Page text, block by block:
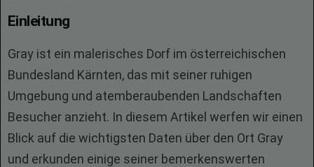
Einleitung
Gray ist ein malerisches Dorf im österreichischen
Bundesland Kärnten, das mit seiner ruhigen
Umgebung und atemberaubenden Landschaften
Besucher anzieht. In diesem Artikel werfen wir einen
Blick auf die wichtigsten Daten über den Ort Gray
und erkunden einige seiner bemerkenswerten